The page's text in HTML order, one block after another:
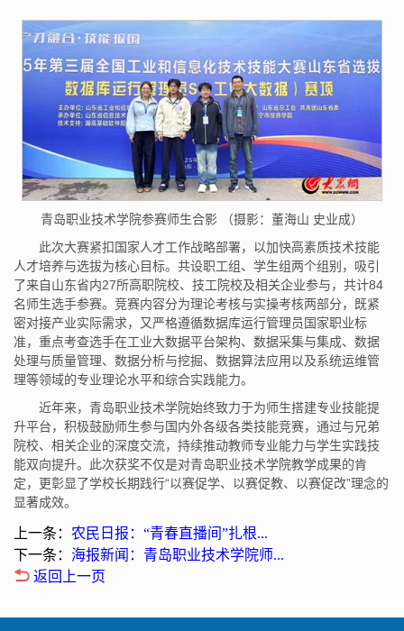
青岛职业技术学院参赛师生合影 （摄影：董海山 史业成）
此次大赛紧扣国家人才工作战略部署，以加快高素质技术技能
人才培养与选拔为核心目标。共设职工组、学生组两个组别，吸引
了来自山东省内27所高职院校、技工院校及相关企业参与，共计84
名师生选手参赛。竞赛内容分为理论考核与实操考核两部分，既紧
密对接产业实际需求，又严格遵循数据库运行管理员国家职业标
准，重点考查选手在工业大数据平台架构、数据采集与集成、数据
处理与质量管理、数据分析与挖掘、数据算法应用以及系统运维管
理等领域的专业理论水平和综合实践能力。
近年来，青岛职业技术学院始终致力于为师生搭建专业技能提
升平台，积极鼓励师生参与国内外各级各类技能竞赛，通过与兄弟
院校、相关企业的深度交流，持续推动教师专业能力与学生实践技
能双向提升。此次获奖不仅是对青岛职业技术学院教学成果的肯
定，更彰显了学校长期践行“以赛促学、以赛促教、以赛促改”理念的
显著成效。
上一条： 农民日报：“青春直播间”扎根...
下一条： 海报新闻：青岛职业技术学院师...
返回上一页